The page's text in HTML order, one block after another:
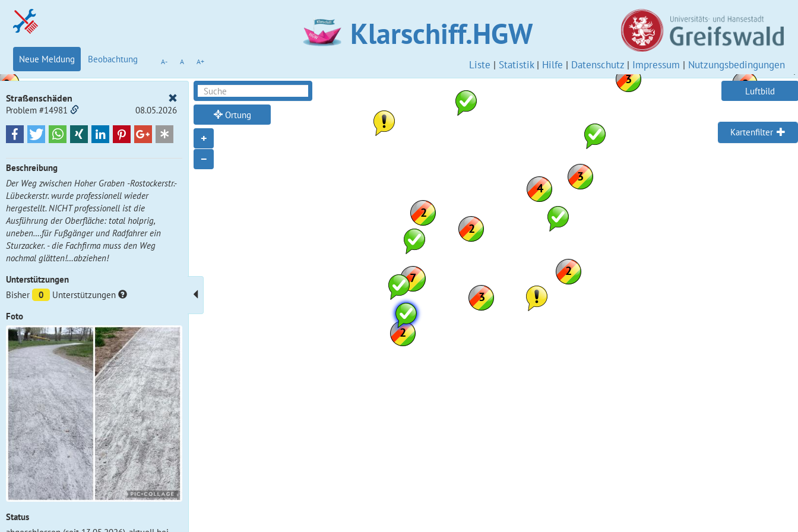
Klarschiff.HGW
Neue Meldung Beobachtung A- A A+ Liste | Statistik| Hilfe | Datenschutz | Impressum | Nutzungsbedingungen
Straßenschäden
Problem #14981 08.05.2026
Beschreibung
Der Weg zwischen Hoher Graben -Rostockerstr.-
Lübeckerstr. wurde professionell wieder
hergestellt. NICHT professionell ist die
Ausführung der Oberfläche: total holprig,
uneben….für Fußgänger und Radfahrer ein
Sturzacker. - die Fachfirma muss den Weg
nochmal glätten!…abziehen!
Unterstützungen
Bisher
0
Unterstützungen
Foto
Status
Kartenfilter
+
−
Ortung
Luftbild